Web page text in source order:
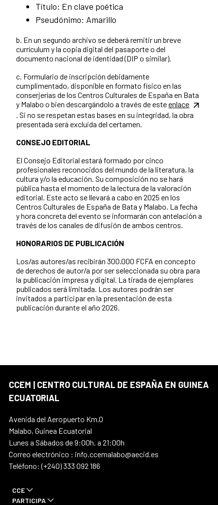
Título: En clave poética
Pseudónimo: Amarillo
b. En un segundo archivo se deberá remitir un breve
currículum y la copia digital del pasaporte o del
documento nacional de identidad (DIP o similar).
c. Formulario de inscripción debidamente
cumplimentado, disponible en formato físico en las
conserjerías de los Centros Culturales de España en Bata
y Malabo o bien descargándolo a través de esteenlace
. Si no se respetan estas bases en su integridad, la obra
presentada será excluida del certamen.
CONSEJO EDITORIAL
El Consejo Editorial estará formado por cinco
profesionales reconocidos del mundo de la literatura, la
cultura y/o la educación. Su composición no se hará
pública hasta el momento de la lectura de la valoración
editorial. Este acto se llevará a cabo en 2025 en los
Centros Culturales de España de Bata y Malabo. La fecha
y hora concreta del evento se informarán con antelación a
través de los canales de difusión de ambos centros.
HONORARIOS DE PUBLICACIÓN
Los/as autores/as recibirán 300.000 FCFA en concepto
de derechos de autor/a por ser seleccionada su obra para
la publicación impresa y digital. La tirada de ejemplares
publicados será limitada. Los autores podrán ser
invitados a participar en la presentación de esta
publicación durante el año 2026.
CCEM | CENTRO CULTURAL DE ESPAÑA EN GUINEA
ECUATORIAL
Avenida del Aeropuerto Km.0
Malabo, Guinea Ecuatorial
Lunes a Sábados de 9:00h. a 21:00h
Correo electrónico : info.ccemalabo@aecid.es
Teléfono: (+240) 333 092 186
CCE
PARTICIPA